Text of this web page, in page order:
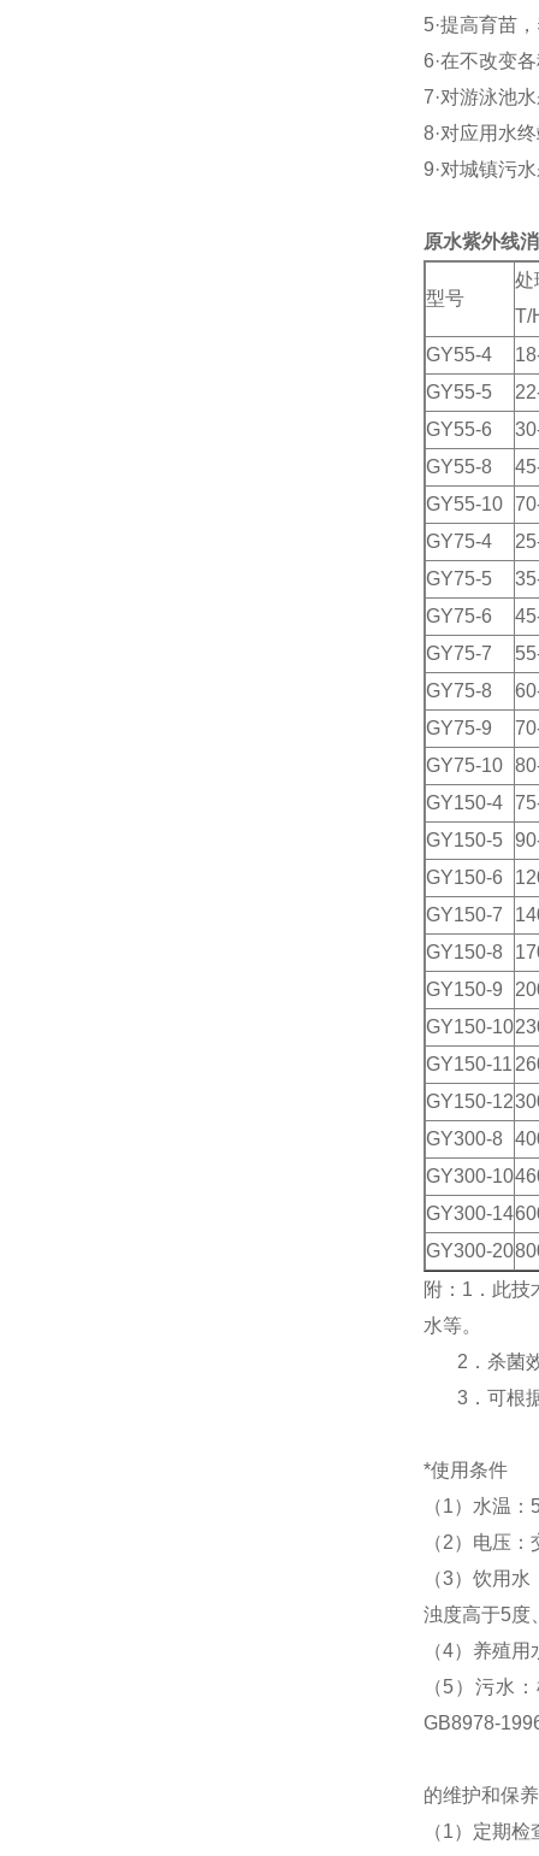
5·提高育苗
6·在不改变
7·对游泳池
8·对应用水
9·对城镇污
原水紫外线
型号
处
T/
GY55-4
GY55-5
GY55-6
GY55-8
GY55-10
GY75-4
GY75-5
GY75-6
GY75-7
GY75-8
GY75-9
GY75-10
GY150-4
GY150-5
GY150-6
GY150-7
GY150-8
GY150-9
GY150-10
GY150-11
GY150-12
GY300-8
GY300-10
GY300-14
GY300-20
附：1．此
水等。
2．杀菌效
3．可根据
*使用条件
（1）水温
（2）电压
（3）饮用
浊度高于5度
（4）养殖
（5）污水
GB8978-
的维护和保养
（1）定期